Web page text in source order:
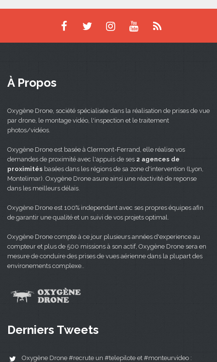
À Propos
Oxygène Drone, société spécialisée dans la réalisation de prises de vue
par drone, le montage vidéo, l'inspection et le traitement
photos/vidéos.
Oxygène Drone est basée à Clermont-Ferrand, elle réalise vos
demandes de proximité avec l'appuis de ses 2 agences de
proximités basées dans les régions de sa zone d'intervention (Lyon,
Montelimar). Oxygène Drone asure ainsi une réactivité de reponse
dans les meilleurs délais.
Oxygène Drone est 100% independant avec ses propres équipes afin
de garantir une qualité et un suivi de vos projets optimal.
Oxygène Drone compte à ce jour plusieurs années d'experience au
compteur et plus de 500 missions à son actif, Oxygène Drone sera en
mesure de conduire des prises de vues aérienne dans la plupart des
environements complexe..
Derniers Tweets
Oxygène Drone #recrute un #telepilote et #monteurvideo :